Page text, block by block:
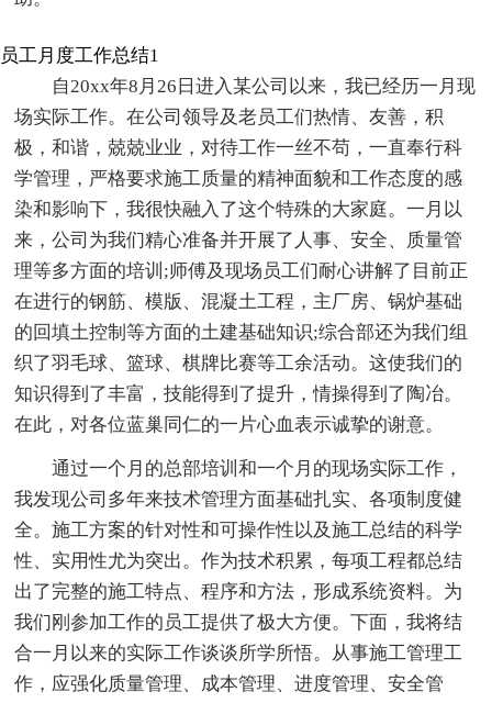
员工月度工作总结1
自20xx年8月26日进入某公司以来，我已经历一月现
场实际工作。在公司领导及老员工们热情、友善，积
极，和谐，兢兢业业，对待工作一丝不苟，一直奉行科
学管理，严格要求施工质量的精神面貌和工作态度的感
染和影响下，我很快融入了这个特殊的大家庭。一月以
来，公司为我们精心准备并开展了人事、安全、质量管
理等多方面的培训;师傅及现场员工们耐心讲解了目前正
在进行的钢筋、模版、混凝土工程，主厂房、锅炉基础
的回填土控制等方面的土建基础知识;综合部还为我们组
织了羽毛球、篮球、棋牌比赛等工余活动。这使我们的
知识得到了丰富，技能得到了提升，情操得到了陶冶。
在此，对各位蓝巢同仁的一片心血表示诚挚的谢意。
通过一个月的总部培训和一个月的现场实际工作，
我发现公司多年来技术管理方面基础扎实、各项制度健
全。施工方案的针对性和可操作性以及施工总结的科学
性、实用性尤为突出。作为技术积累，每项工程都总结
出了完整的施工特点、程序和方法，形成系统资料。为
我们刚参加工作的员工提供了极大方便。下面，我将结
合一月以来的实际工作谈谈所学所悟。从事施工管理工
作，应强化质量管理、成本管理、进度管理、安全管